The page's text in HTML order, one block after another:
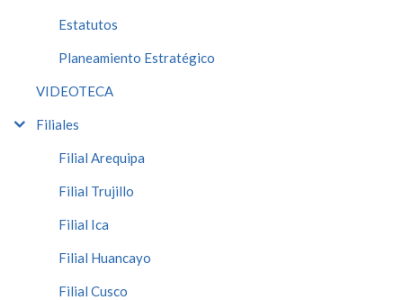
Estatutos
Planeamiento Estratégico
VIDEOTECA
Filiales
Filial Arequipa
Filial Trujillo
Filial Ica
Filial Huancayo
Filial Cusco